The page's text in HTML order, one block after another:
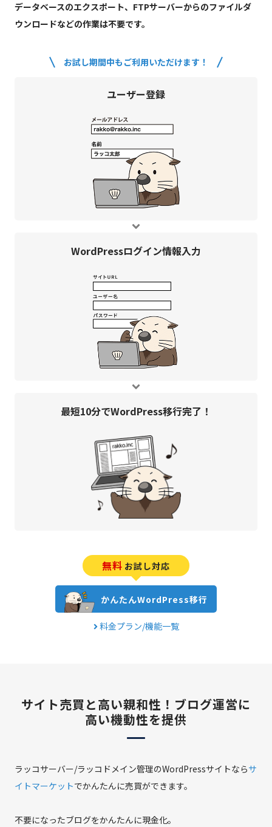
データベースのエクスポート、FTPサーバーからのファイルダ
ウンロードなどの作業は不要です。
お試し期間中もご利用いただけます！
ユーザー登録
WordPressログイン情報入力
最短10分でWordPress移行完了！
無料 お試し対応
かんたんWordPress移行
料金プラン/機能一覧
サイト売買と高い親和性！ ブログ運営に
高い機動性を提供
ラッコサーバー/ラッコドメイン管理のWordPressサイトならサ
イトマーケットでかんたんに売買ができます。
不要になったブログをかんたんに現金化。